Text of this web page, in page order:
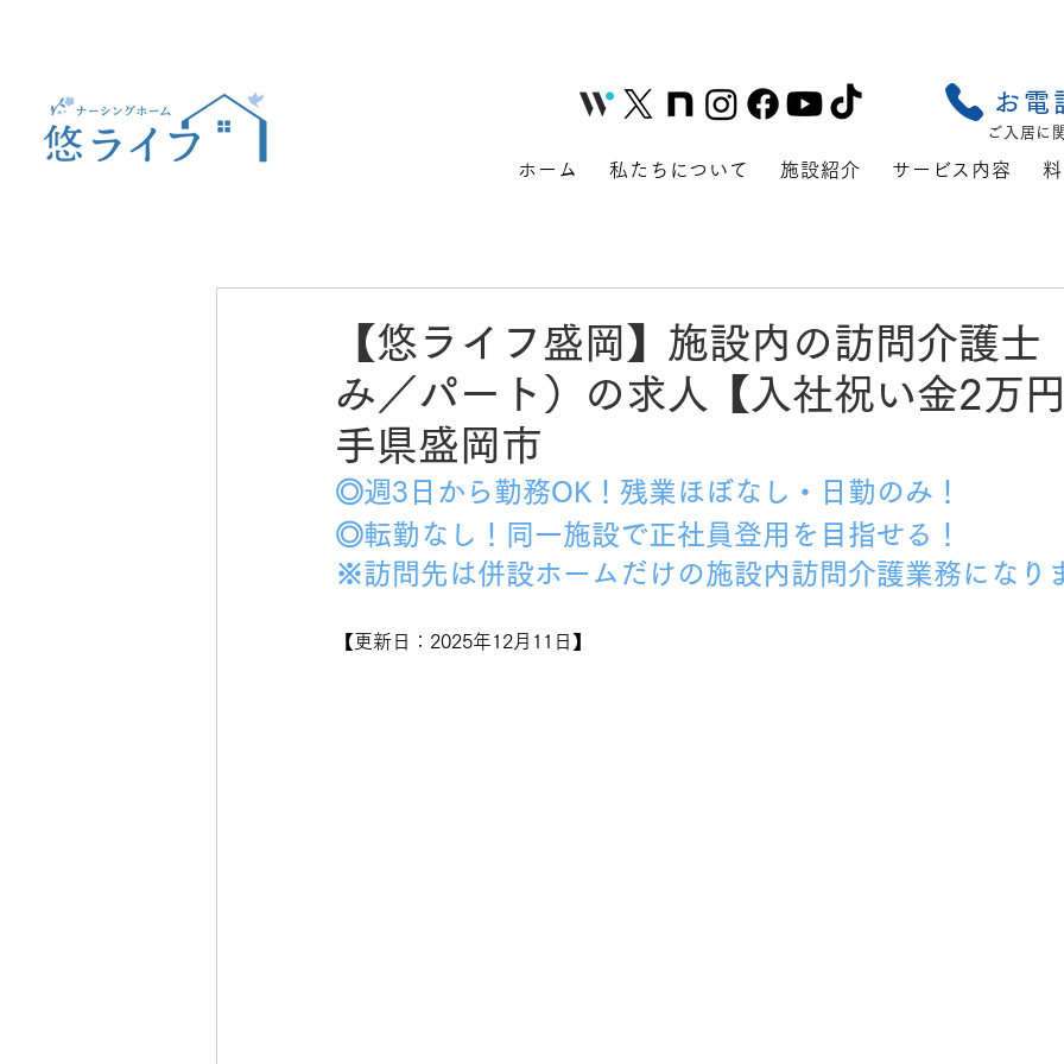
ご入居に
お電
ホーム 私たちについて 施設紹介 サービス内容
【悠ライフ盛岡】施設内の訪問介護士
み／パート）の求人【入社祝い金2万
手県盛岡市
◎週3日から勤務OK！残業ほぼなし・
日勤のみ！
◎転勤なし！同一施設で正社員登用を目指せる！
※訪問先は併設ホームだけの施設内訪問介護業務になり
【更新日：2025年12月11日】